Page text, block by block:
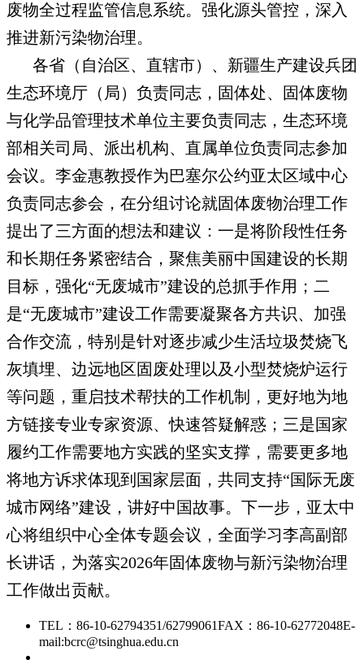
废物全过程监管信息系统。强化源头管控，深入
推进新污染物治理。
各省（自治区、直辖市）、新疆生产建设兵团
生态环境厅（局）负责同志，固体处、固体废物
与化学品管理技术单位主要负责同志，生态环境
部相关司局、派出机构、直属单位负责同志参加
会议。李金惠教授作为巴塞尔公约亚太区域中心
负责同志参会，在分组讨论就固体废物治理工作
提出了三方面的想法和建议：一是将阶段性任务
和长期任务紧密结合，聚焦美丽中国建设的长期
目标，强化“无废城市”建设的总抓手作用；二
是“无废城市”建设工作需要凝聚各方共识、加强
合作交流，特别是针对逐步减少生活垃圾焚烧飞
灰填埋、边远地区固废处理以及小型焚烧炉运行
等问题，重启技术帮扶的工作机制，更好地为地
方链接专业专家资源、快速答疑解惑；三是国家
履约工作需要地方实践的坚实支撑，需要更多地
将地方诉求体现到国家层面，共同支持“国际无废
城市网络”建设，讲好中国故事。下一步，亚太中
心将组织中心全体专题会议，全面学习李高副部
长讲话，为落实2026年固体废物与新污染物治理
工作做出贡献。
TEL：86-10-62794351/62799061FAX：86-10-62772048E-
mail:bcrc@tsinghua.edu.cn